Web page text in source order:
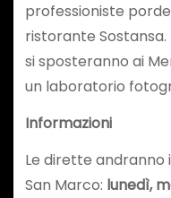
professioniste
ristorante
si sposteranno ai
un laboratorio
Informazioni
Le dirette andranno
San Marco: lunedì,